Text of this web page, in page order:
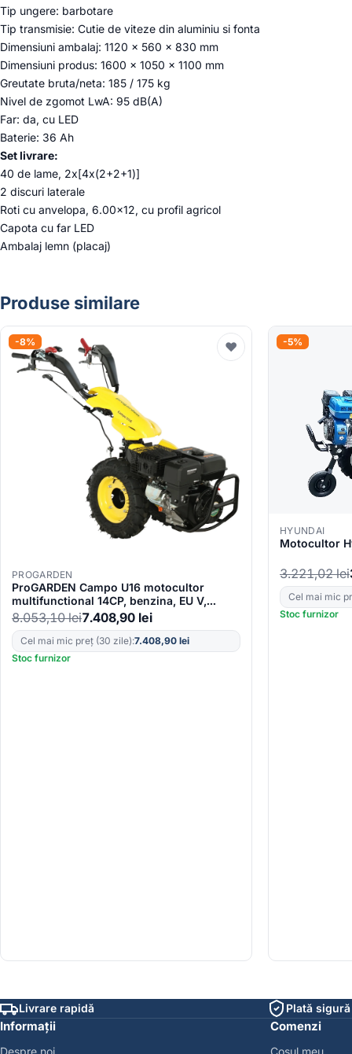
Tip ungere: barbotare
Tip transmisie: Cutie de viteze din aluminiu si fonta
Dimensiuni ambalaj: 1120 x 560 x 830 mm
Dimensiuni produs: 1600 x 1050 x 1100 mm
Greutate bruta/neta: 185 / 175 kg
Nivel de zgomot LwA: 95 dB(A)
Far: da, cu LED
Baterie: 36 Ah
Set livrare:
40 de lame, 2x[4x(2+2+1)]
2 discuri laterale
Roti cu anvelopa, 6.00×12, cu profil agricol
Capota cu far LED
Ambalaj lemn (placaj)
Produse similare
-8% ♥
PROGARDEN
ProGARDEN Campo U16 motocultor
multifunctional 14CP, benzina, EU V,
pornire la sfoara, 3+2 viteze, reductor
8.053,10lei7.408,90 lei
Cel mai mic preț (30 zile):7.408,90 lei
Stoc furnizor
-5%
HYUNDAI
Motocultor
3.221,02lei
Cel mai mic
Stoc furnizor
Livrare rapidă Plată sigură
Informații
Despre noi
Comenzi
Coșul meu